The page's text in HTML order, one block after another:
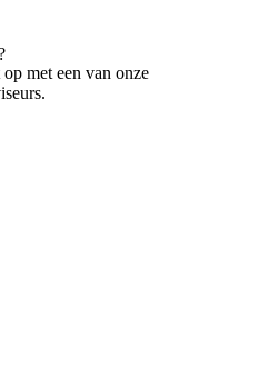
met een van onze